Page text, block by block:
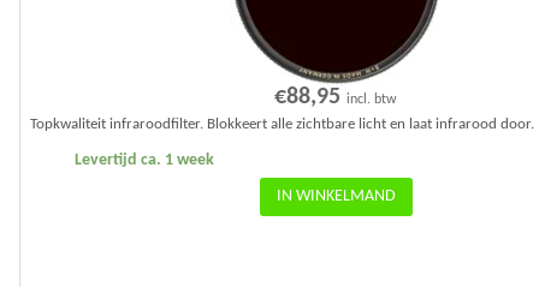
€88,95 incl. btw
Levertijd ca. 1 week
Topkwaliteit infraroodfilter. Blokkeert alle zichtbare licht en laat infrarood door.
IN WINKELMAND